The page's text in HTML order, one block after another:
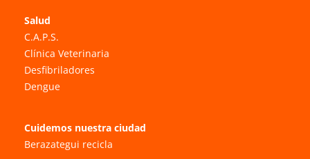
Salud
C.A.P.S.
Clínica Veterinaria
Desfibriladores
Dengue
Cuidemos nuestra ciudad
Berazategui recicla